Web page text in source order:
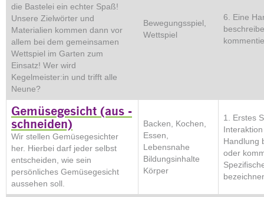
die Bastelei ein echter Spaß!
Unsere Zielwörter und
Materialien kommen dann vor
allem bei dem gemeinsamen
Wettspiel im Garten zum
Einsatz! Wer wird
Kegelmeister:in und trifft alle
Neune?
Bewegungsspiel,
Wettspiel
6. Eine
Gemüsegesicht (aus -
schneiden)
Wir stellen Gemüsegesichter
her. Hierbei darf jeder selbst
entscheiden, wie sein
persönliches Gemüsegesicht
aussehen soll.
Backen, Kochen,
Essen,
Lebensnahe
Bildungsinhalte
Körper
1. Erstes
Handlung
oder